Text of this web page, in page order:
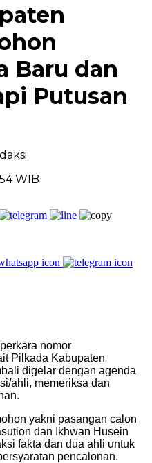
Baru dan
Putusan
WIB
nomor
Pilkada Kabupaten
digelar dengan agenda
ahli, memeriksa dan
yakni pasangan calon
dan Ikhwan Husein
fakta dan dua ahli untuk
pencalonan.